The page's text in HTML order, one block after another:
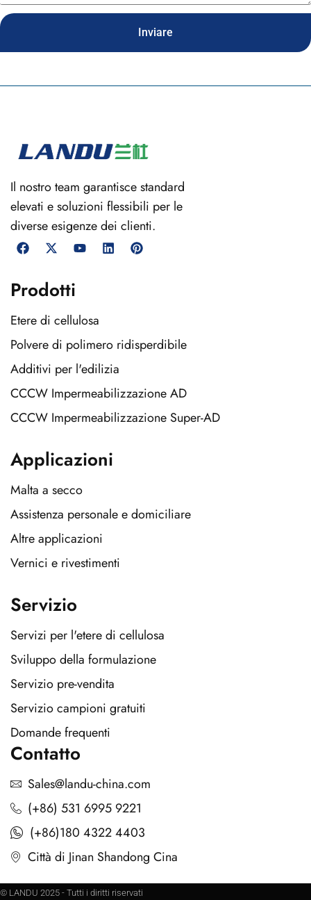
Inviare
Il nostro team garantisce standard
elevati e soluzioni flessibili per le
diverse esigenze dei clienti.
Prodotti
Etere di cellulosa
Polvere di polimero ridisperdibile
Additivi per l'edilizia
CCCW Impermeabilizzazione AD
CCCW Impermeabilizzazione Super-AD
Applicazioni
Malta a secco
Assistenza personale e domiciliare
Altre applicazioni
Vernici e rivestimenti
Servizio
Servizi per l'etere di cellulosa
Sviluppo della formulazione
Servizio pre-vendita
Servizio campioni gratuiti
Domande frequenti
Contatto
Sales@landu-china.com
(+86) 531 6995 9221
(+86)180 4322 4403
Città di Jinan Shandong Cina
© LANDU 2025 - Tutti i diritti riservati